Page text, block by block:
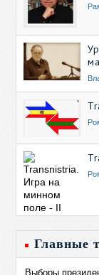
Главные
Выборы